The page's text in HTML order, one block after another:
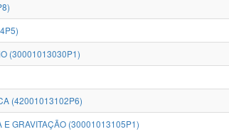
(30001013030P1)
(42001013102P6)
E GRAVITAÇÃO (30001013105P1)